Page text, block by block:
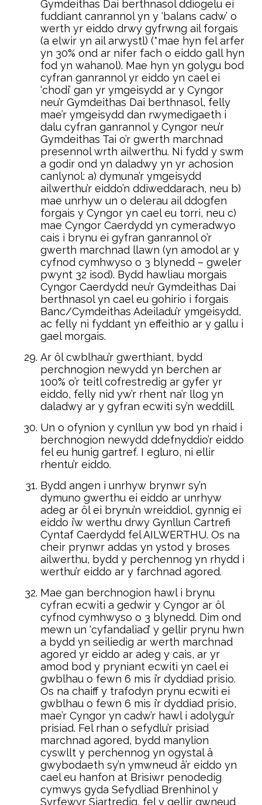
Gymdeithas Dai berthnasol ddiogelu ei
fuddiant canrannol yn y ‘balans cadw’ o
werth yr eiddo drwy gyfrwng ail forgais
(a elwir yn ail arwystl) (*mae hyn fel arfer
yn 30% ond ar nifer fach o eiddo gall hyn
fod yn wahanol). Mae hyn yn golygu bod
cyfran ganrannol yr eiddo yn cael ei
‘chodi’ gan yr ymgeisydd ar y Cyngor
neu’r Gymdeithas Dai berthnasol, felly
mae’r ymgeisydd dan rwymedigaeth i
dalu cyfran ganrannol y Cyngor neu’r
Gymdeithas Tai o’r gwerth marchnad
presennol wrth ailwerthu. Ni fydd y swm
a godir ond yn daladwy yn yr achosion
canlynol: a) dymuna’r ymgeisydd
ailwerthu’r eiddo’n ddiweddarach, neu b)
mae unrhyw un o delerau ail ddogfen
forgais y Cyngor yn cael eu torri, neu c)
mae Cyngor Caerdydd yn cymeradwyo
cais i brynu ei gyfran ganrannol o’r
gwerth marchnad llawn (yn amodol ar y
cyfnod cymhwyso o 3 blynedd – gweler
pwynt 32 isod). Bydd hawliau morgais
Cyngor Caerdydd neu’r Gymdeithas Dai
berthnasol yn cael eu gohirio i forgais
Banc/Cymdeithas Adeiladu’r ymgeisydd,
ac felly ni fyddant yn effeithio ar y gallu i
gael morgais.
Ar ôl cwblhau’r gwerthiant, bydd
perchnogion newydd yn berchen ar
100% o’r teitl cofrestredig ar gyfer yr
eiddo, felly nid yw’r rhent na’r llog yn
daladwy ar y gyfran ecwiti sy’n weddill.
Un o ofynion y cynllun yw bod yn rhaid i
berchnogion newydd ddefnyddio’r eiddo
fel eu hunig gartref. I egluro, ni ellir
rhentu’r eiddo.
Bydd angen i unrhyw brynwr sy’n
dymuno gwerthu ei eiddo ar unrhyw
adeg ar ôl ei brynu’n wreiddiol, gynnig ei
eiddo i’w werthu drwy Gynllun Cartrefi
Cyntaf Caerdydd fel AILWERTHU. Os na
cheir prynwr addas yn ystod y broses
ailwerthu, bydd y perchennog yn rhydd i
werthu’r eiddo ar y farchnad agored.
Mae gan berchnogion hawl i brynu
cyfran ecwiti a gedwir y Cyngor ar ôl
cyfnod cymhwyso o 3 blynedd. Dim ond
mewn un ‘cyfandaliad’ y gellir prynu hwn
a bydd yn seiliedig ar werth marchnad
agored yr eiddo ar adeg y cais, ar yr
amod bod y pryniant ecwiti yn cael ei
gwblhau o fewn 6 mis i’r dyddiad prisio.
Os na chaiff y trafodyn prynu ecwiti ei
gwblhau o fewn 6 mis i’r dyddiad prisio,
mae’r Cyngor yn cadw’r hawl i adolygu’r
prisiad. Fel rhan o sefydlu’r prisiad
marchnad agored, bydd manylion
cyswllt y perchennog yn ogystal â
gwybodaeth sy’n ymwneud â’r eiddo yn
cael eu hanfon at Brisiwr penodedig
cymwys gyda Sefydliad Brenhinol y
Syrfewyr Siartredig, fel y gellir gwneud